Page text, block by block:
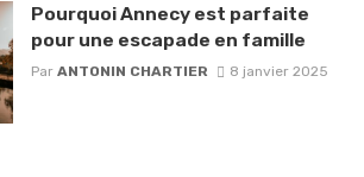
Pourquoi Annecy est parfaite
pour une escapade en famille
Par ANTONIN CHARTIER 8 janvier 2025